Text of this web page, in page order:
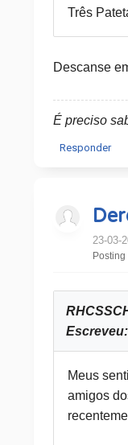
Três
Descanse
É preciso
Responder
23-03-
Posting
Escreveu:
Meus
amigos